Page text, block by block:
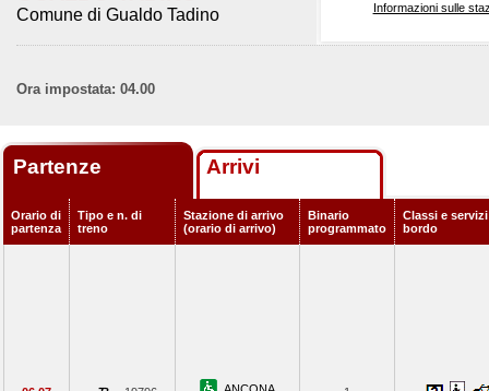
Comune di Gualdo Tadino
Informazioni sulle
Ora impostata: 04.00
Partenze Arrivi
Orario di
partenza
Tipo e n. di
treno
Stazione di arrivo
(orario di arrivo)
Binario
programmato
Classi e servizi
bordo